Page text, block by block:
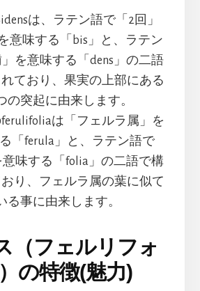
は、ラテン語で「2回」
意味する「bis」と、ラテン
を意味する「dens」の二語
ており、果実の上部にある
の突起に由来します。
は「フェルラ属」を
「ferula」と、ラテン語で
意味する「folia」の二語で構
り、フェルラ属の葉に似て
る事に由来します。
（フェルリフォ
の特徴(魅力)